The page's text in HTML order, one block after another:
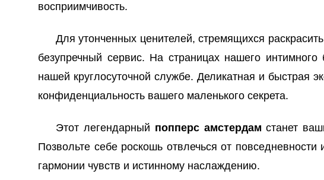
восприимчивость.
Для утонченных ценителей, стремящихся
безупречный сервис. На страницах нашего
нашей круглосуточной службе. Деликатная и быстрая
конфиденциальность вашего маленького секрета.
Этот легендарный попперс амстердам станет
Позвольте себе роскошь отвлечься от
гармонии чувств и истинному наслаждению.